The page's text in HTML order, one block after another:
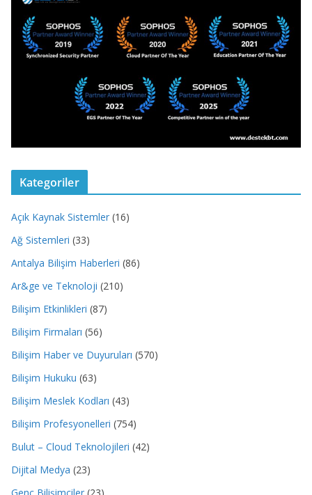
Kategoriler
Açık Kaynak Sistemler (16)
Ağ Sistemleri (33)
Antalya Bilişim Haberleri (86)
Ar&ge ve Teknoloji (210)
Bilişim Etkinlikleri (87)
Bilişim Firmaları (56)
Bilişim Haber ve Duyuruları (570)
Bilişim Hukuku (63)
Bilişim Meslek Kodları (43)
Bilişim Profesyonelleri (754)
Bulut – Cloud Teknolojileri (42)
Dijital Medya (23)